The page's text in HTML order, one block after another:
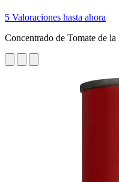
5 Valoraciones hasta ahora
Concentrado de Tomate de